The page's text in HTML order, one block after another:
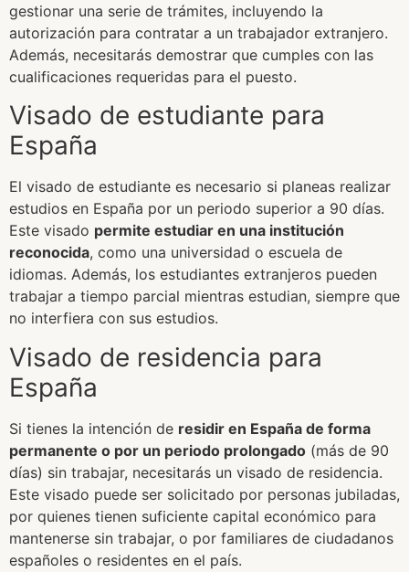
gestionar una serie de trámites, incluyendo la
autorización para contratar a un trabajador extranjero.
Además, necesitarás demostrar que cumples con las
cualificaciones requeridas para el puesto.
Visado de estudiante para
España
El visado de estudiante es necesario si planeas realizar
estudios en España por un periodo superior a 90 días.
Este visado permite estudiar en una institución
reconocida, como una universidad o escuela de
idiomas. Además, los estudiantes extranjeros pueden
trabajar a tiempo parcial mientras estudian, siempre que
no interfiera con sus estudios.
Visado de residencia para
España
Si tienes la intención de residir en España de forma
permanente o por un periodo prolongado (más de 90
días) sin trabajar, necesitarás un visado de residencia.
Este visado puede ser solicitado por personas jubiladas,
por quienes tienen suficiente capital económico para
mantenerse sin trabajar, o por familiares de ciudadanos
españoles o residentes en el país.